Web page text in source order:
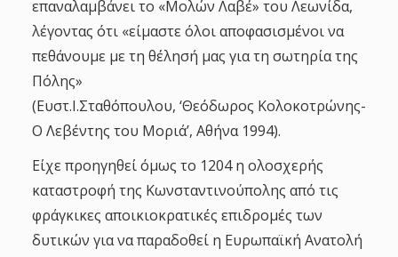
επαναλαμβάνει το «Μολών Λαβέ» του Λεωνίδα,
λέγοντας ότι «είμαστε όλοι αποφασισμένοι να
πεθάνουμε με τη θέλησή μας για τη σωτηρία της
Πόλης»
(Ευστ.Ι.Σταθόπουλου, ‘Θεόδωρος Κολοκοτρώνης-
Ο Λεβέντης του Μοριά’, Αθήνα 1994).
Είχε προηγηθεί όμως το 1204 η ολοσχερής
καταστροφή της Κωνσταντινούπολης από τις
φράγκικες αποικιοκρατικές επιδρομές των
δυτικών για να παραδοθεί η Ευρωπαϊκή Ανατολή